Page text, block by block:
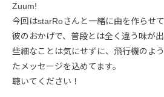
Zuum!
今回はstarRoさんと一緒に曲を作らせ
彼のおかげで、普段とは全く違う味が出
些細なことは気にせずに、飛行機のよ
たメッセージを込めてます。
聴いてください！